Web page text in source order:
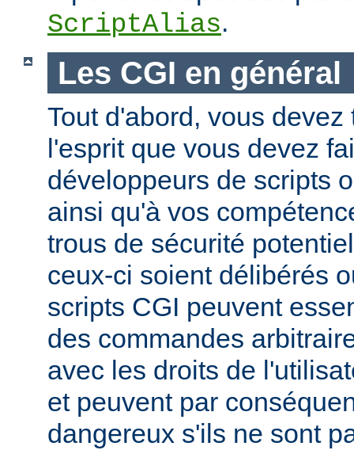
ScriptAlias.
Les CGI en général
Tout d'abord, vous
l'esprit que vous devez
développeurs de scripts
ainsi qu'à vos
trous de sécurité
ceux-ci soient délibérés
scripts CGI peuvent
des commandes
avec les droits de
et peuvent par
dangereux s'ils ne sont